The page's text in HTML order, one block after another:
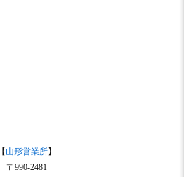
【 山形営業所】
〒990-2481